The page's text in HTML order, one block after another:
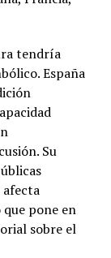
tendría
España
Su
afecta
pone en
sobre el